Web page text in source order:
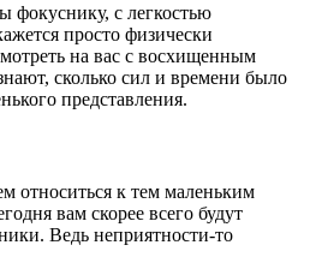
фокуснику, с легкостью
просто физически
на вас с восхищенным
сколько сил и времени было
представления.
относиться к тем маленьким
вам скорее всего будут
Ведь неприятности-то